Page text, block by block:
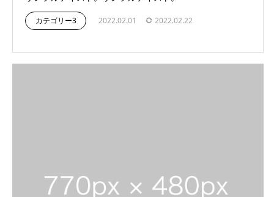
カテゴリー3 2022.02.01 2022.02.22